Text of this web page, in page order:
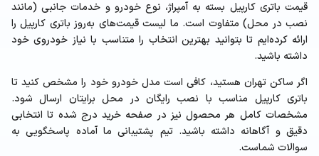
قیمت باتری کارپیل بسته به آمپراژ، نوع خودرو و خدمات جانبی (مانند
نصب در محل) متفاوت است. ما لیست قیمت‌های به‌روز باتری کارپیل را
ارائه کرده‌ایم تا بتوانید بهترین انتخاب را متناسب با نیاز خودروی خود
داشته باشید.
اگر ساکن تهران هستید، کافی است مدل خودرو خود را مشخص کنید تا
باتری کارپیل مناسب با نصب رایگان در محل برایتان ارسال شود.
مشخصات کامل هر محصول نیز در صفحه خرید درج شده تا انتخابی
دقیق و آگاهانه داشته باشید. تیم پشتیبانی ما آماده پاسخگویی به
سوالات شماست.